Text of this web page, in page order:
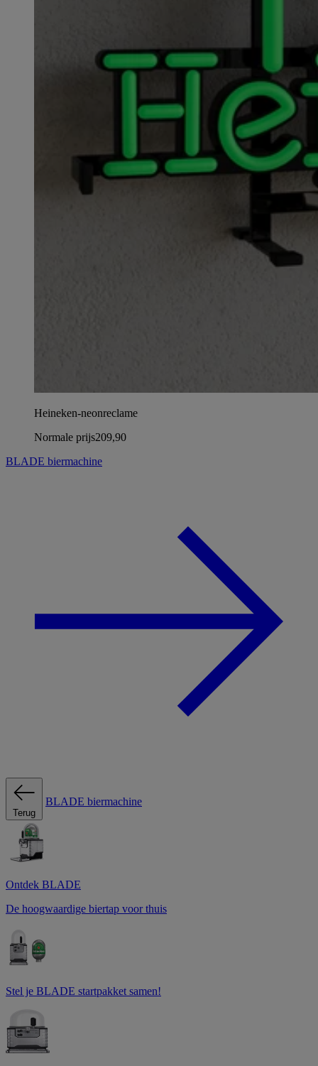
Heineken-neonreclame
Normale prijs209,90
BLADE biermachine
Terug
BLADE biermachine
Ontdek BLADE
De hoogwaardige biertap voor thuis
Stel je BLADE startpakket samen!